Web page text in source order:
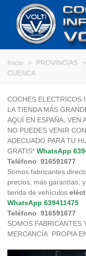
Inicio > PROVINCIAS >
CUENCA
COCHES ELECTRICOS
LA TIENDA MÁS
AQUÍ EN ESPAÑA, VEN
NO PUEDES VENIR
ADECUADO PARA TU
GRATIS* WhatsApp
Teléfono 916591677
Somos fabricantes
precios, más garantías,
tienda de vehículos
WhatsApp 639411475
Teléfono 916591677
SOMOS FABRICANTES
MERCANCÍA PROPIA